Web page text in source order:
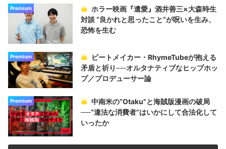
Premium
ホラー映画『遺愛』酒井善三×大森時生
対談 “良かれと思ったこと“が呪いを生み、
恐怖を生む
Premium
ビートメイカー・RhymeTubeが抱える
矛盾と祈り──オルタナティブなヒップホッ
プ／プロデューサー論
Premium
中南米の“Otaku”と海賊版漫画の破局
──“違法な消費者”はいかにして合法化して
いったか